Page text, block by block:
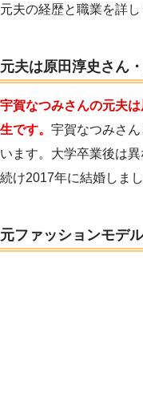
元夫の経歴と職業を詳し
元夫は原田淳史さん
宇賀なつみさんの元夫
生です。 宇賀なつみさ
います。大学卒業後は
続け2017年に結婚しまし
元ファッションモデ